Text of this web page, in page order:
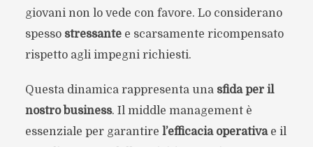
giovani non lo vede con favore. Lo considerano
spesso stressantee scarsamente ricompensato
rispetto agli impegni richiesti.
Questa dinamica rappresenta una sfida per il
nostro business. Il middle management è
essenziale per garantire l’efficacia operativae il